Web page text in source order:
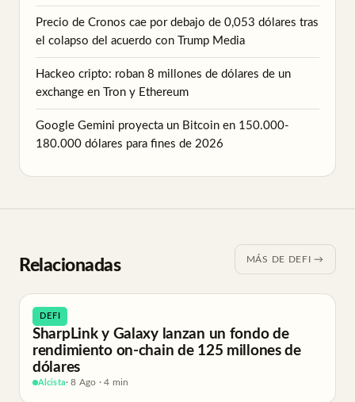
Precio de Cronos cae por debajo de 0,053 dólares tras
el colapso del acuerdo con Trump Media
Hackeo cripto: roban 8 millones de dólares de un
exchange en Tron y Ethereum
Google Gemini proyecta un Bitcoin en 150.000-
180.000 dólares para fines de 2026
Relacionadas MÁS DE DEFI →
DEFI
SharpLink y Galaxy lanzan un fondo de
rendimiento on-chain de 125 millones de
dólares
Alcista· 8 Ago · 4 min